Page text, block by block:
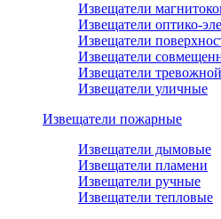
Извещатели
Извещатели оптико-
Извещатели
Извещатели
Извещатели
Извещатели уличные
Извещатели пожарные
Извещатели дымовые
Извещатели пламени
Извещатели ручные
Извещатели тепловые